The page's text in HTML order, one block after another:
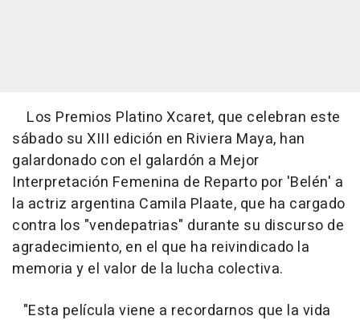
Los Premios Platino Xcaret, que celebran este
sábado su XIII edición en Riviera Maya, han
galardonado con el galardón a Mejor
Interpretación Femenina de Reparto por 'Belén' a
la actriz argentina Camila Plaate, que ha cargado
contra los "vendepatrias" durante su discurso de
agradecimiento, en el que ha reivindicado la
memoria y el valor de la lucha colectiva.
"Esta película viene a recordarnos que la vida